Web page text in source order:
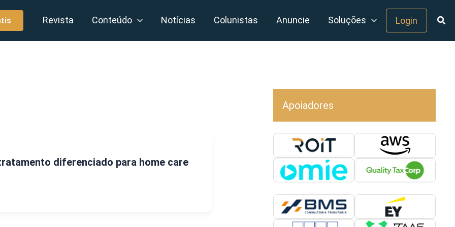
Revista Conteúdo Notícias Colunistas Anuncie Soluções Login
diferenciado para home care
Apoiadores